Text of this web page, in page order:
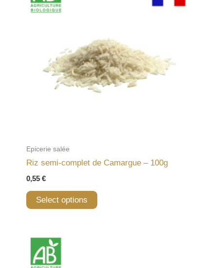
Epicerie salée
Riz semi-complet de Camargue – 100g
0,55 €
Select options